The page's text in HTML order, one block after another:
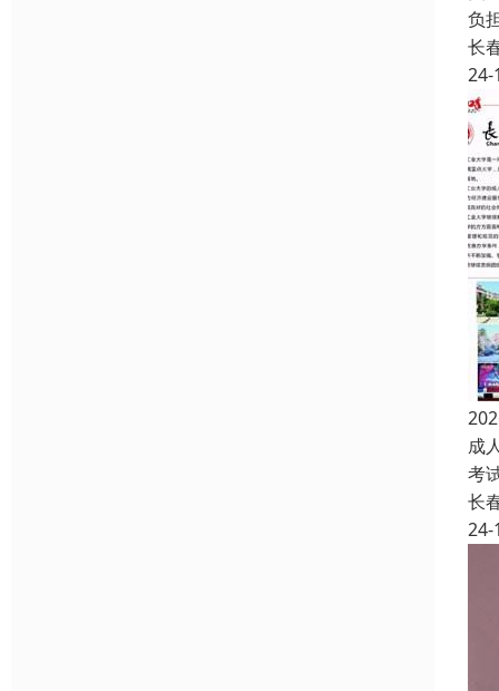
负
长
24-
成
考
长
24-